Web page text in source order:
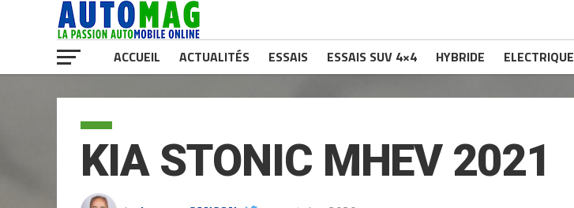
ACCUEIL ACTUALITÉS ESSAIS ESSAIS SUV 4×4 HYBRIDE ELECTRIQUE
KIA STONIC MHEV 2021